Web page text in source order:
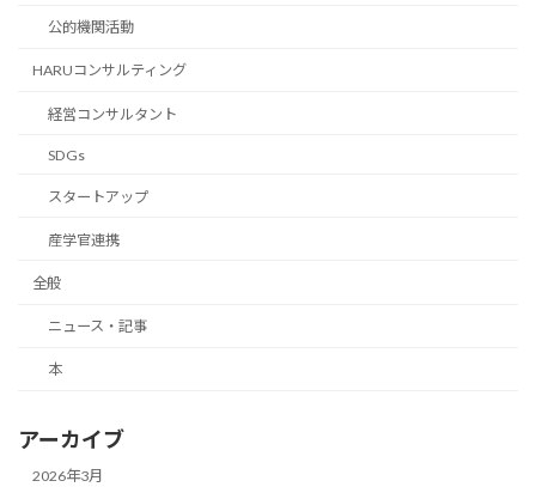
公的機関活動
HARUコンサルティング
経営コンサルタント
SDGs
スタートアップ
産学官連携
全般
ニュース・記事
本
アーカイブ
2026年3月